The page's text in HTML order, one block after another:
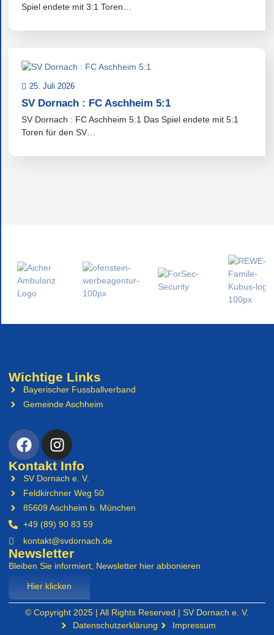
Spiel endete mit 3:1 Toren…
25. Juli 2026
SV Dornach : FC Aschheim 5:1
SV Dornach : FC Aschheim 5:1 Das Spiel endete mit 5:1
Toren für den SV…
Wichtige Links
Bayerischer Fussballverband
Gemeinde Aschheim
Kontakt Info
SV Dornach e. V.
Feldkirchner Weg 50
85609 Aschheim b. München
+49 (89) 90 83 59
kontakt@svdornach.de
Newsletter
Bleiben Sie informiert, Newsletter hier abbonieren
Hier klicken
© Copyright 2025 | All Rights Reserved | SV Dornach e. V.
Datenschutzerklärung
Impressum